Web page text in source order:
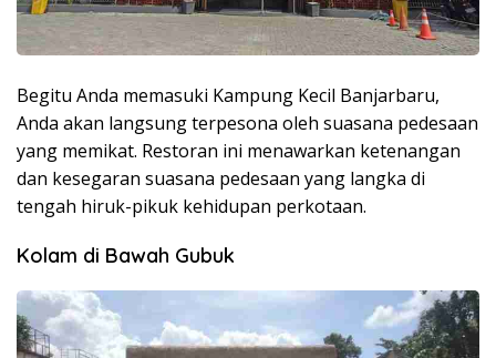
Begitu Anda memasuki Kampung Kecil Banjarbaru,
Anda akan langsung terpesona oleh suasana pedesaan
yang memikat. Restoran ini menawarkan ketenangan
dan kesegaran suasana pedesaan yang langka di
tengah hiruk-pikuk kehidupan perkotaan.
Kolam di Bawah Gubuk